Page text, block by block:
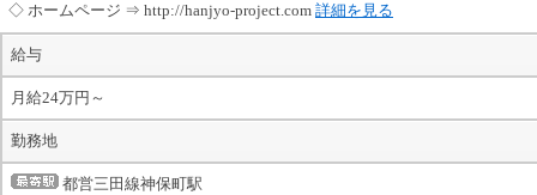
◇ ホームページ ⇒ http://hanjyo-project.com 詳細を見る
給与
月給24万円～
勤務地
都営三田線神保町駅